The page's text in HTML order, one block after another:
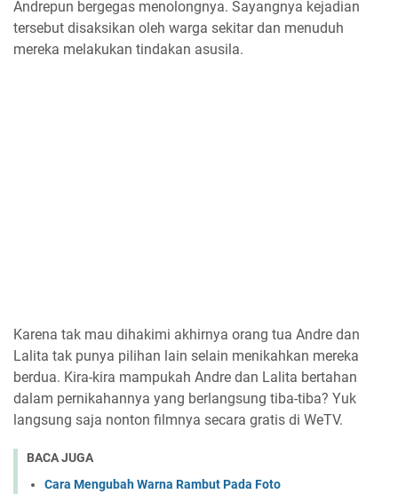
Andrepun bergegas menolongnya. Sayangnya kejadian
tersebut disaksikan oleh warga sekitar dan menuduh
mereka melakukan tindakan asusila.
Karena tak mau dihakimi akhirnya orang tua Andre dan
Lalita tak punya pilihan lain selain menikahkan mereka
berdua. Kira-kira mampukah Andre dan Lalita bertahan
dalam pernikahannya yang berlangsung tiba-tiba? Yuk
langsung saja nonton filmnya secara gratis di WeTV.
BACA JUGA
Cara Mengubah Warna Rambut Pada Foto